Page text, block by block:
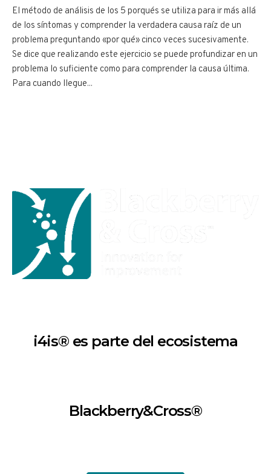
El método de análisis de los 5 porqués se utiliza para ir más allá
de los síntomas y comprender la verdadera causa raíz de un
problema preguntando «por qué» cinco veces sucesivamente.
Se dice que realizando este ejercicio se puede profundizar en un
problema lo suficiente como para comprender la causa última.
Para cuando llegue...
i4is® es parte del ecosistema
Blackberry&Cross®